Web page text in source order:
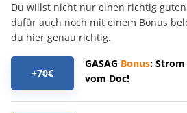
Du willst nicht nur einen richtig
dafür auch noch mit einem Bonus
du hier genau richtig.
+70€
GASAG Bonus: Strom
vom Doc!